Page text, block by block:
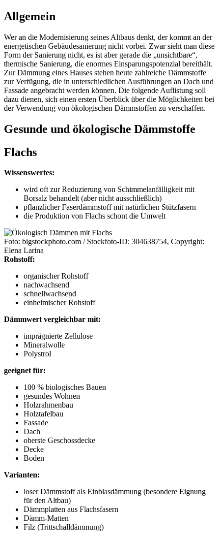
Allgemein
Wer an die Modernisierung seines Altbaus denkt, der kommt an der
energetischen Gebäudesanierung nicht vorbei. Zwar sieht man diese
Form der Sanierung nicht, es ist aber gerade die „unsichtbare“,
thermische Sanierung, die enormes Einsparungspotenzial bereithält.
Zur Dämmung eines Hauses stehen heute zahlreiche Dämmstoffe
zur Verfügung, die in unterschiedlichen Ausführungen an Dach und
Fassade angebracht werden können. Die folgende Auflistung soll
dazu dienen, sich einen ersten Überblick über die Möglichkeiten bei
der Verwendung von ökologischen Dämmstoffen zu verschaffen.
Gesunde und ökologische Dämmstoffe
Flachs
Wissenswertes:
wird oft zur Reduzierung von Schimmelanfälligkeit mit
Borsalz behandelt (aber nicht ausschließlich)
pflanzlicher Faserdämmstoff mit natürlichen Stützfasern
die Produktion von Flachs schont die Umwelt
Foto: bigstockphoto.com / Stockfoto-ID: 304638754, Copyright:
Elena Larina
Rohstoff:
organischer Rohstoff
nachwachsend
schnellwachsend
einheimischer Rohstoff
Dämmwert vergleichbar mit:
imprägnierte Zellulose
Mineralwolle
Polystrol
geeignet für:
100 % biologisches Bauen
gesundes Wohnen
Holzrahmenbau
Holztafelbau
Fassade
Dach
oberste Geschossdecke
Decke
Boden
Varianten:
loser Dämmstoff als Einblasdämmung (besondere Eignung
für den Altbau)
Dämmplatten aus Flachsfasern
Dämm-Matten
Filz (Trittschalldämmung)